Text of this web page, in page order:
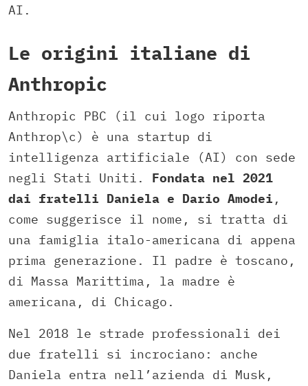
AI.
Le origini italiane di
Anthropic
Anthropic PBC (il cui logo riporta
Anthrop\c) è una startup di
intelligenza artificiale (AI) con sede
negli Stati Uniti. Fondata nel 2021
dai fratelli Daniela e Dario Amodei ,
come suggerisce il nome, si tratta di
una famiglia italo-americana di appena
prima generazione. Il padre è toscano,
di Massa Marittima, la madre è
americana, di Chicago.
Nel 2018 le strade professionali dei
due fratelli si incrociano: anche
Daniela entra nell’azienda di Musk,